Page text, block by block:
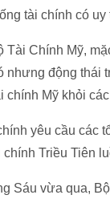
tài chính có uy
Tài Chính Mỹ,
nhưng động thái
chính Mỹ khỏi
yêu cầu các
Triều Tiên
Sáu vừa qua,